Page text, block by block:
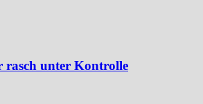
rasch unter Kontrolle